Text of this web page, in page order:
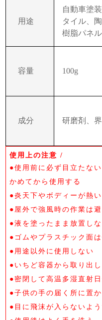
用途
自動車塗
タイル、
樹脂パネ
容量 100g
成分 研磨剤、
使用上の注意 /
●使用前に必ず目立たな
かめてから使用する
●炎天下やボディーが熱
●屋外で強風時の作業は
●液を塗ったまま放置し
●ゴムやプラスチック面
●用途以外に使用しない
●いちど容器から取り出
●密閉して高温多湿直射
●子供の手の届く所に置
●目に飛沫が入らないよ